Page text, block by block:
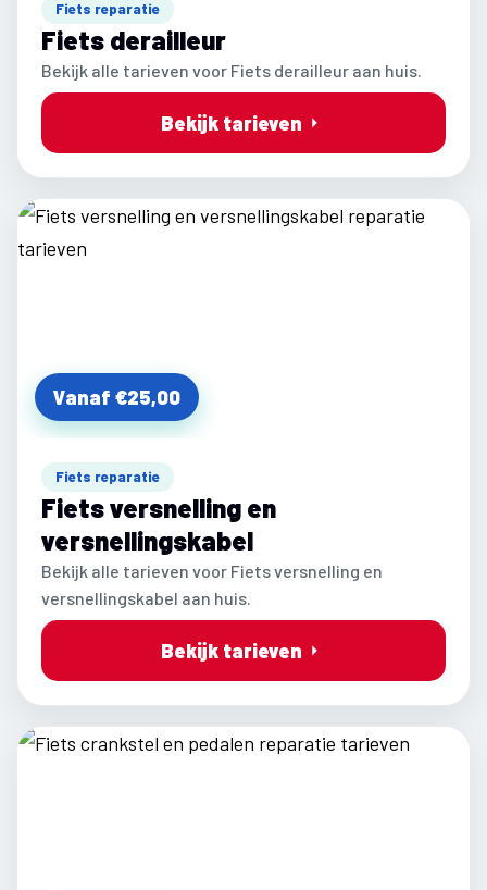
Fiets reparatie
Fiets derailleur
Bekijk alle tarieven voor Fiets derailleur aan huis.
Bekijk tarieven
Vanaf €25,00
Fiets reparatie
Fiets versnelling en
versnellingskabel
Bekijk alle tarieven voor Fiets versnelling en
versnellingskabel aan huis.
Bekijk tarieven